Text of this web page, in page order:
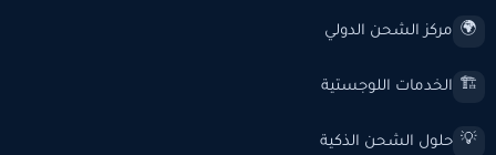
🌍 مركز الشحن الدولي
🏗️ الخدمات اللوجستية
💡 حلول الشحن الذكية